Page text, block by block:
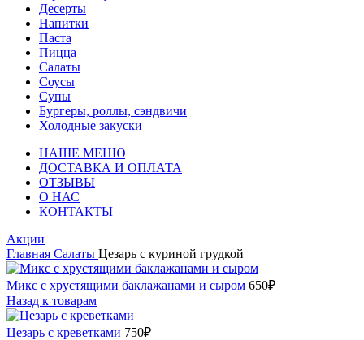
Десерты
Напитки
Паста
Пицца
Салаты
Соусы
Супы
Бургеры, роллы, сэндвичи
Холодные закуски
НАШЕ МЕНЮ
ДОСТАВКА И ОПЛАТА
ОТЗЫВЫ
О НАС
КОНТАКТЫ
Акции
Главная Салаты Цезарь с куриной грудкой
Микс с хрустящими баклажанами и сыром 650₽
Назад к товарам
Цезарь с креветками 750₽